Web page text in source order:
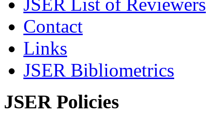
JSER List of Reviewers
Contact
Links
JSER Bibliometrics
JSER Policies